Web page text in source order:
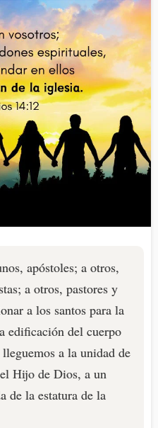
apóstoles; a otros,
a otros, pastores y
a los santos para la
edificación del cuerpo
a la unidad de
Hijo de Dios, a un
de la estatura de la